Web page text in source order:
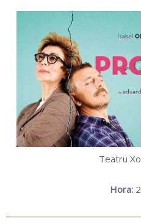
Teatru
Hora: